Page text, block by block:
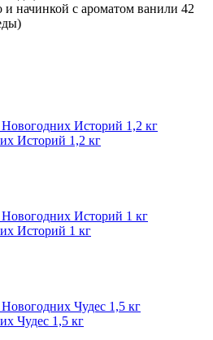
и начинкой с ароматом ванили 42
Историй 1,2 кг
Историй 1 кг
Чудес 1,5 кг